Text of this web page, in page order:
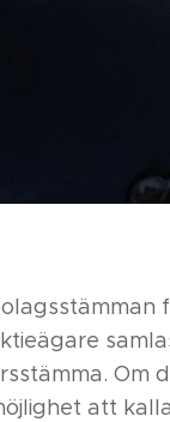
Om
att